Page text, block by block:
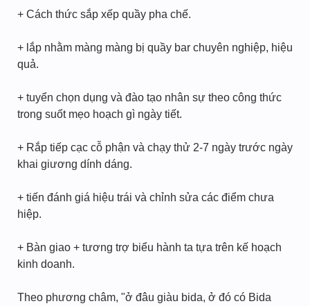
+ Cách thức sắp xếp quầy pha chế.
+ lắp nhằm màng màng bị quầy bar chuyên nghiệp, hiệu
quả.
+ tuyển chọn dụng và đào tạo nhân sự theo công thức
trong suốt mẹo hoạch gì ngày tiết.
+ Rắp tiếp cạc cỗ phận và chạy thử 2-7 ngày trước ngày
khai giương dính dáng.
+ tiến đánh giá hiệu trái và chỉnh sửa các điểm chưa
hiệp.
+ Bàn giao + tương trợ biểu hành ta tựa trên kế hoạch
kinh doanh.
Theo phương châm, "ở đâu giàu bida, ở đó có Bida